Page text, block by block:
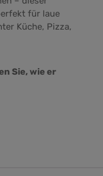
für laue
Küche, Pizza,
Sie, wie er